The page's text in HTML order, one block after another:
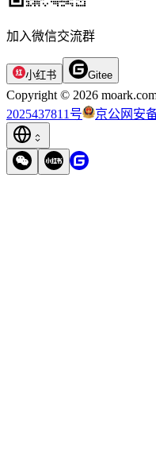
加入微信交流群
小红书 Gitee
Copyright © 2026
2025437811号
京公网安